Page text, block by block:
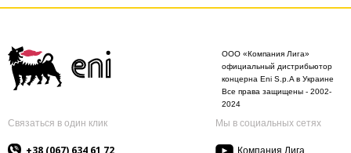
ООО «Компания Лига»
официальный дистрибьютор
концерна Eni S.p.A в Украине
Все права защищены - 2002-
2024
Связаться в один клик
+38 (067) 634 61 72
Мы в социальных сетях
Компания Лига